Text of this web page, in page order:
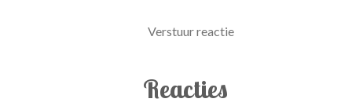
Verstuur reactie
Reacties